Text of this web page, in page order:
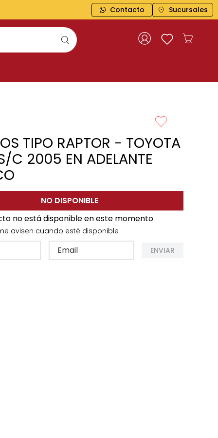
Contacto Sucursales
TIPO RAPTOR - TOYOTA
C 2005 EN ADELANTE
NO DISPONIBLE
no está disponible en este momento
avisen cuando esté disponible
ENVIAR